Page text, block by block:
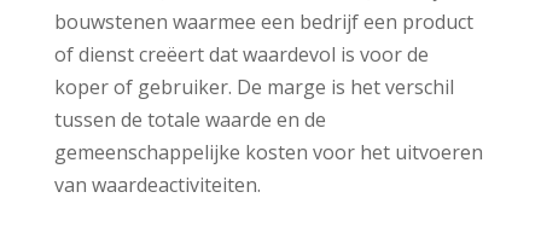
bouwstenen waarmee een bedrijf een product
of dienst creëert dat waardevol is voor de
koper of gebruiker. De marge is het verschil
tussen de totale waarde en de
gemeenschappelijke kosten voor het uitvoeren
van waardeactiviteiten.